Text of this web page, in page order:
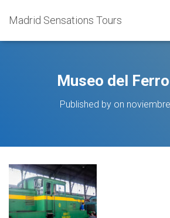
Madrid Sensations Tours
Museo del
Published by on